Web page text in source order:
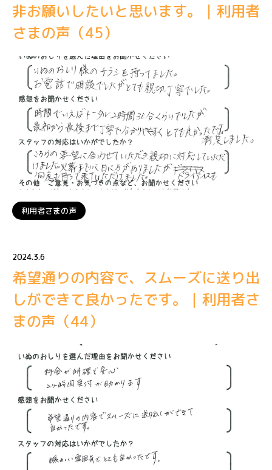
非お願いしたいと思います。｜利用者
さまの声（45）
利用者さまの声
2024.3.6
希望通りの内容で、スムーズに送り出
しができて良かったです。｜利用者さ
まの声（44）